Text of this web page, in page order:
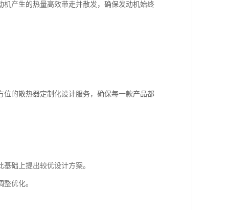
产生的热量高效带走并散发，确保发动机始终
的散热器定制化设计服务，确保每一款产品都
础上提出较优设计方案。
优化。